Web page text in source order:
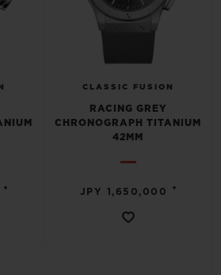
•
CLASSIC FUSION
RACING GREY
CHRONOGRAPH TITANIUM
42MM
JPY 1,650,000 •